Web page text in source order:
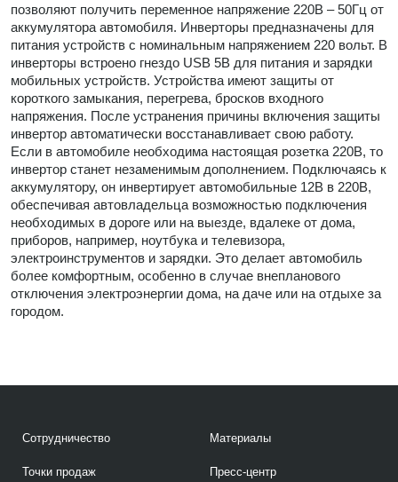
позволяют получить переменное напряжение 220В – 50Гц от
аккумулятора автомобиля. Инверторы предназначены для
питания устройств с номинальным напряжением 220 вольт. В
инверторы встроено гнездо USB 5В для питания и зарядки
мобильных устройств. Устройства имеют защиты от
короткого замыкания, перегрева, бросков входного
напряжения. После устранения причины включения защиты
инвертор автоматически восстанавливает свою работу.
Если в автомобиле необходима настоящая розетка 220В, то
инвертор станет незаменимым дополнением. Подключаясь к
аккумулятору, он инвертирует автомобильные 12В в 220В,
обеспечивая автовладельца возможностью подключения
необходимых в дороге или на выезде, вдалеке от дома,
приборов, например, ноутбука и телевизора,
электроинструментов и зарядки. Это делает автомобиль
более комфортным, особенно в случае внепланового
отключения электроэнергии дома, на даче или на отдыхе за
городом.
Сотрудничество
Точки продаж
Материалы
Пресс-центр